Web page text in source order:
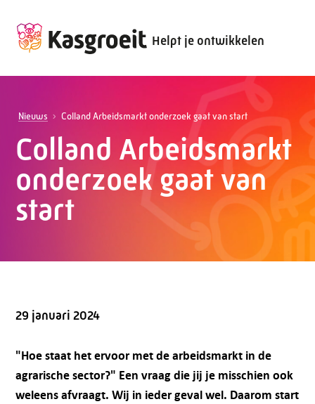
Helpt je ontwikkelen
Nieuws Colland Arbeidsmarkt onderzoek gaat van start
Colland Arbeidsmarkt
onderzoek gaat van
start
29 januari 2024
"Hoe staat het ervoor met de arbeidsmarkt in de
agrarische sector?" Een vraag die jij je misschien ook
weleens afvraagt. Wij in ieder geval wel. Daarom start